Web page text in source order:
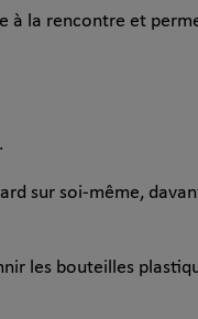
à la rencontre et
sur soi-même,
les bouteilles